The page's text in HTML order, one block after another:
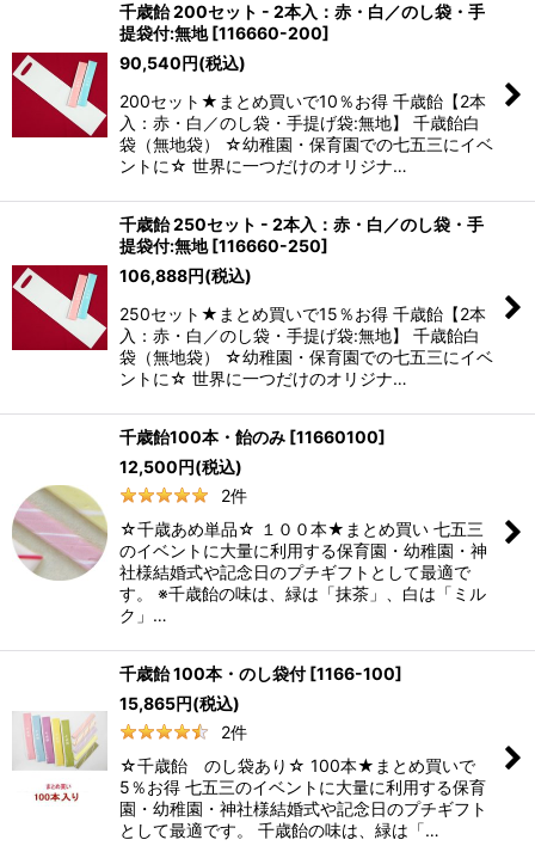
千歳飴 200セット - 2本入：赤・白／のし袋・手
提袋付:無地 [116660-200]
90,540円(税込)
200セット★まとめ買いで10％お得 千歳飴【2本
入：赤・白／のし袋・手提げ袋:無地】 千歳飴白
袋（無地袋） ☆幼稚園・保育園での七五三にイベ
ントに☆ 世界に一つだけのオリジナ…
千歳飴 250セット - 2本入：赤・白／のし袋・手
提袋付:無地 [116660-250]
106,888円(税込)
250セット★まとめ買いで15％お得 千歳飴【2本
入：赤・白／のし袋・手提げ袋:無地】 千歳飴白
袋（無地袋） ☆幼稚園・保育園での七五三にイベ
ントに☆ 世界に一つだけのオリジナ…
千歳飴100本・飴のみ [11660100]
12,500円(税込)
2件
☆千歳あめ単品☆ １００本★まとめ買い 七五三
のイベントに大量に利用する保育園・幼稚園・神
社様結婚式や記念日のプチギフトとして最適で
す。 ※千歳飴の味は、緑は「抹茶」、白は「ミル
ク」…
千歳飴 100本・のし袋付 [1166-100]
15,865円(税込)
2件
☆千歳飴 のし袋あり☆ 100本★まとめ買いで
5％お得 七五三のイベントに大量に利用する保育
園・幼稚園・神社様結婚式や記念日のプチギフト
として最適です。 千歳飴の味は、緑は「…